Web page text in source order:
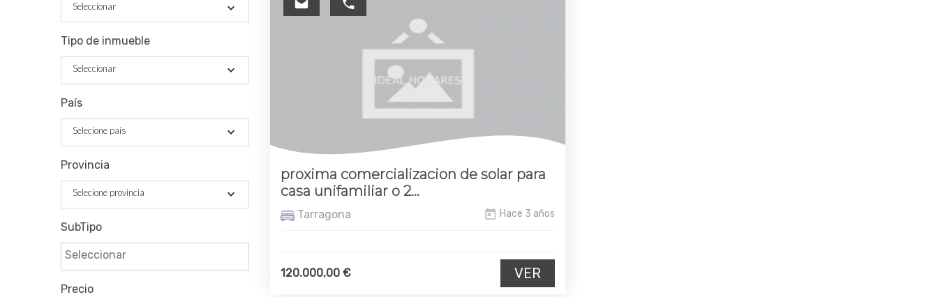
Seleccionar
Tipo de inmueble
Seleccionar
País
Selecione país
Provincia
Selecione provincia
SubTipo
Precio
proxima comercializacion de solar para
casa unifamiliar o 2...
Tarragona Hace 3 años
120.000,00 € VER